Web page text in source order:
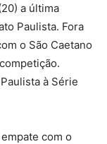
a última
Paulista. Fora
o São Caetano
à Série
com o